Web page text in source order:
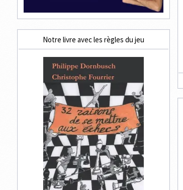
Notre livre avec les règles du jeu